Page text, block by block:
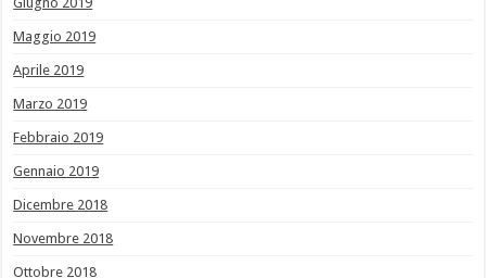
Maggio 2019
Aprile 2019
Marzo 2019
Febbraio 2019
Gennaio 2019
Dicembre 2018
Novembre 2018
Ottobre 2018